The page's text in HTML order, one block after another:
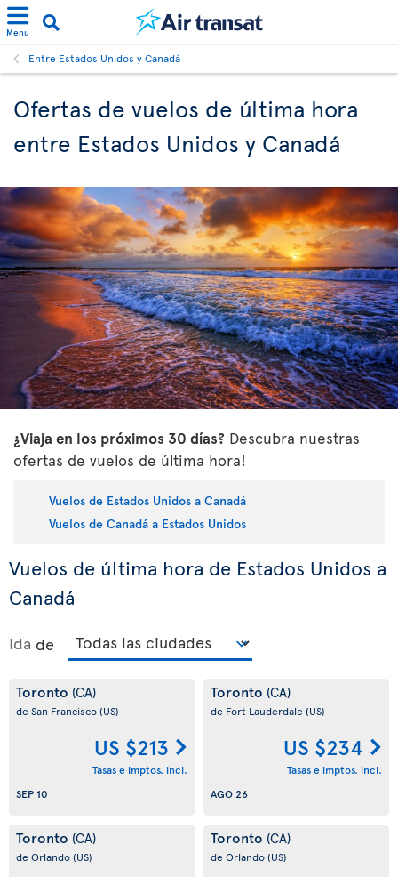
Menu
Entre Estados Unidos y Canadá
Ofertas de vuelos de última hora
entre Estados Unidos y Canadá
¿Viaja en los próximos 30 días? Descubra nuestras
ofertas de vuelos de última hora!
Vuelos de Estados Unidos a Canadá
Vuelos de Canadá a Estados Unidos
Vuelos de última hora de Estados Unidos a
Canadá
Ida de
Toronto (CA)
de San Francisco(US)
US $213
Tasas e imptos. incl.
SEP 10
Toronto (CA)
de Fort Lauderdale (US)
US $234
Tasas e imptos. incl.
AGO 26
Toronto (CA)
de Orlando(US)
Toronto (CA)
de Orlando(US)